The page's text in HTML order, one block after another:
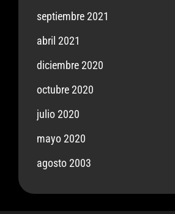
septiembre 2021
abril 2021
diciembre 2020
octubre 2020
julio 2020
mayo 2020
agosto 2003